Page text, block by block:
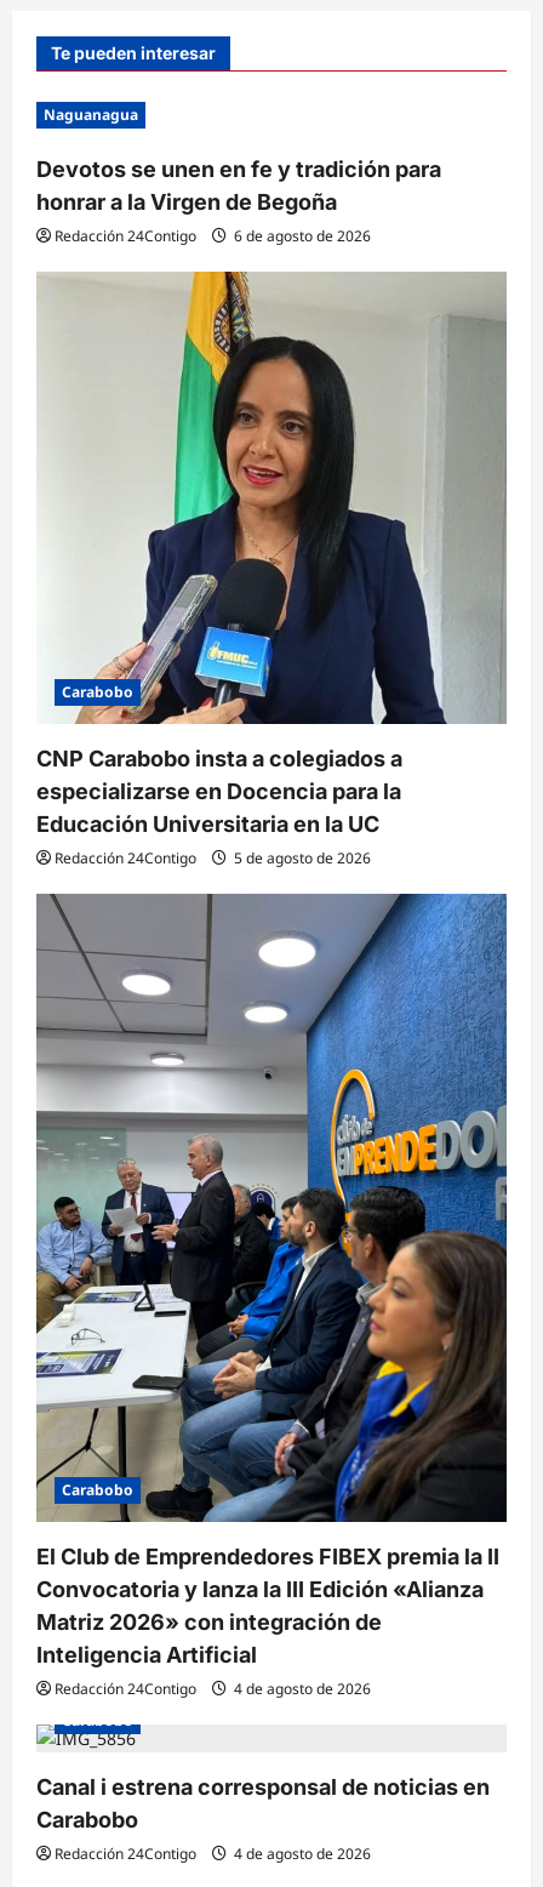
Te pueden interesar
Naguanagua
Devotos se unen en fe y tradición para
honrar a la Virgen de Begoña
Redacción 24Contigo 6 de agosto de 2026
Carabobo
CNP Carabobo insta a colegiados a
especializarse en Docencia para la
Educación Universitaria en la UC
Redacción 24Contigo 5 de agosto de 2026
Carabobo
El Club de Emprendedores FIBEX premia la II
Convocatoria y lanza la III Edición «Alianza
Matriz 2026» con integración de
Inteligencia Artificial
Redacción 24Contigo
4 de agosto de 2026
Carabobo
Canal i estrena corresponsal de noticias en
Carabobo
Redacción 24Contigo 4 de agosto de 2026